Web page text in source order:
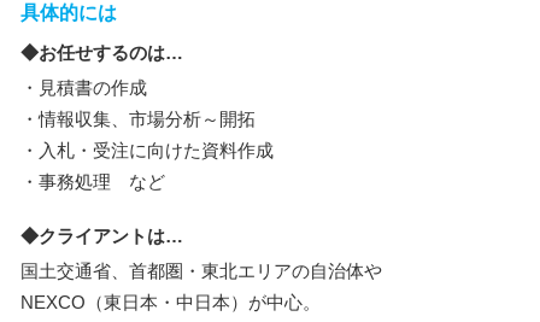
具体的には
◆お任せするのは…
・見積書の作成
・情報収集、市場分析～開拓
・入札・受注に向けた資料作成
・事務処理 など
◆クライアントは…
国土交通省、首都圏・東北エリアの自治体や
NEXCO（東日本・中日本）が中心。